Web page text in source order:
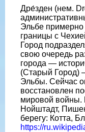
Дре́зден (нем.
Эльбе примерно
границы с
Город
свою очередь
города —
(Старый Город)
Эльбы. Сейчас
восстановлен
мировой
Нойштадт,
берегу: Котта,
https://